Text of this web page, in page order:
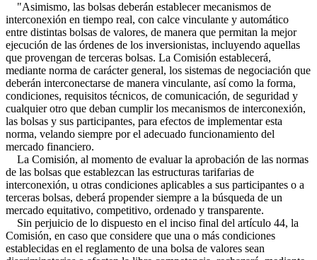
"Asimismo, las bolsas deberán establecer mecanismos de
interconexión en tiempo real, con calce vinculante y automático
entre distintas bolsas de valores, de manera que permitan la mejor
ejecución de las órdenes de los inversionistas, incluyendo aquellas
que provengan de terceras bolsas. La Comisión establecerá,
mediante norma de carácter general, los sistemas de negociación que
deberán interconectarse de manera vinculante, así como la forma,
condiciones, requisitos técnicos, de comunicación, de seguridad y
cualquier otro que deban cumplir los mecanismos de interconexión,
las bolsas y sus participantes, para efectos de implementar esta
norma, velando siempre por el adecuado funcionamiento del
mercado financiero.
La Comisión, al momento de evaluar la aprobación de las normas
de las bolsas que establezcan las estructuras tarifarias de
interconexión, u otras condiciones aplicables a sus participantes o a
terceras bolsas, deberá propender siempre a la búsqueda de un
mercado equitativo, competitivo, ordenado y transparente.
Sin perjuicio de lo dispuesto en el inciso final del artículo 44, la
Comisión, en caso que considere que una o más condiciones
establecidas en el reglamento de una bolsa de valores sean